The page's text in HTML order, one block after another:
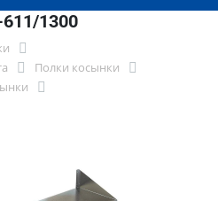
1300
Полки косынки